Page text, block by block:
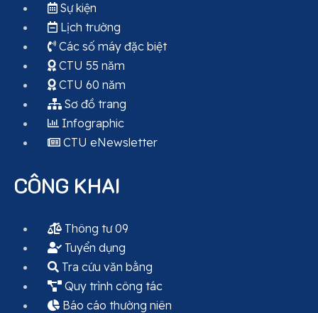
Sự kiện
Lịch trường
Các số máy đặc biệt
CTU 55 năm
CTU 60 năm
Sơ đồ trang
Infographic
CTU eNewsletter
CÔNG KHAI
Thông tư 09
Tuyển dụng
Tra cứu văn bằng
Quy trình công tác
Báo cáo thường niên